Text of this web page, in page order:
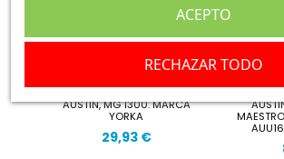
AUSTIN, MG 1300. MARCA
YORKA
29,93 €
RECHAZAR TODO
ACEPTO